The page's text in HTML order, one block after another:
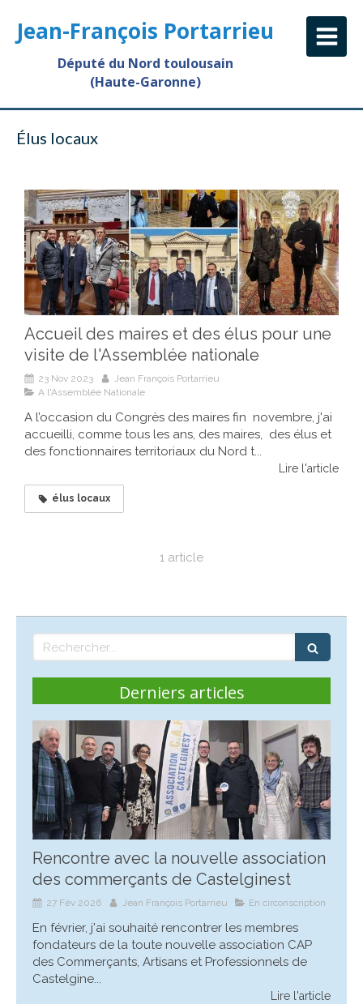
Jean-François Portarrieu
Député du Nord toulousain
(Haute-Garonne)
Élus locaux
Accueil des maires et des élus pour une
visite de l'Assemblée nationale
23 Nov 2023
Jean François Portarrieu
A l'Assemblée Nationale
A l’occasion du Congrès des maires fin novembre, j'ai
accueilli, comme tous les ans, des maires, des élus et
des fonctionnaires territoriaux du Nord t...
Lire l'article
élus locaux
1 article
Rechercher
Derniers articles
Rencontre avec la nouvelle association
des commerçants de Castelginest
27 Fév 2026 Jean François Portarrieu En circonscription
En février, j'ai souhaité rencontrer les membres
fondateurs de la toute nouvelle association CAP
des Commerçants, Artisans et Professionnels de
Castelgine...
Lire l'article